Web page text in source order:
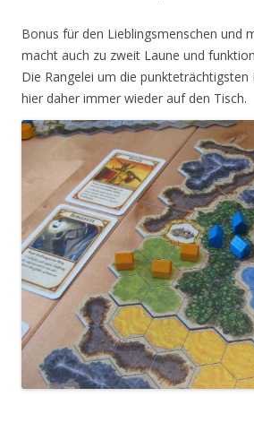
Bonus für den Lieblingsmenschen und
macht auch zu zweit Laune und
Die Rangelei um die
hier daher immer wieder auf den Tisch.